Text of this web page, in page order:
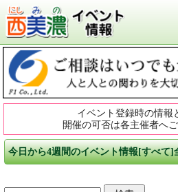
イベント登録時の情報
開催の可否は各主催者へ
今日から4週間のイベント情報[す